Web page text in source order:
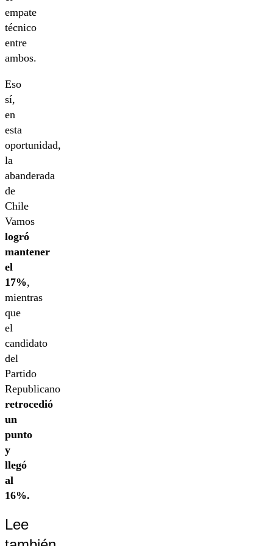
empate
técnico
entre
ambos.
Eso
sí,
en
esta
oportunidad,
la
abanderada
de
Chile
Vamos
logró
mantener
el
17%,
mientras
que
el
candidato
del
Partido
Republicano
retrocedió
un
punto
y
llegó
al
16%.
Lee